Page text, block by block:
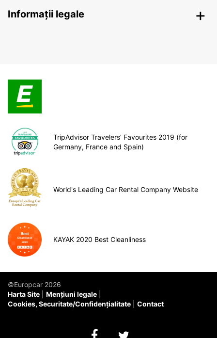
Informații legale
TripAdvisor Travelers’ Favourites 2019 (for
Germany, France and Spain)
World's Leading Car Rental Company Website
KAYAK 2020 Best Cleanliness
©Europcar 2026
Harta Site
Mențiuni legale
Cookies, Securitate/Confidențialitate
Contact